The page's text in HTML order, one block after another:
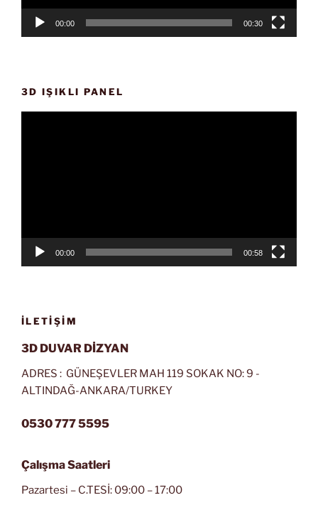
00:00 00:30
3D IŞIKLI PANEL
00:00 00:58
İLETIŞIM
3D DUVAR DİZYAN
ADRES : GÜNEŞEVLER MAH 119 SOKAK NO: 9 -
ALTINDAĞ-ANKARA/TURKEY
0530 777 5595
Çalışma Saatleri
Pazartesi – C.TESİ: 09:00 – 17:00